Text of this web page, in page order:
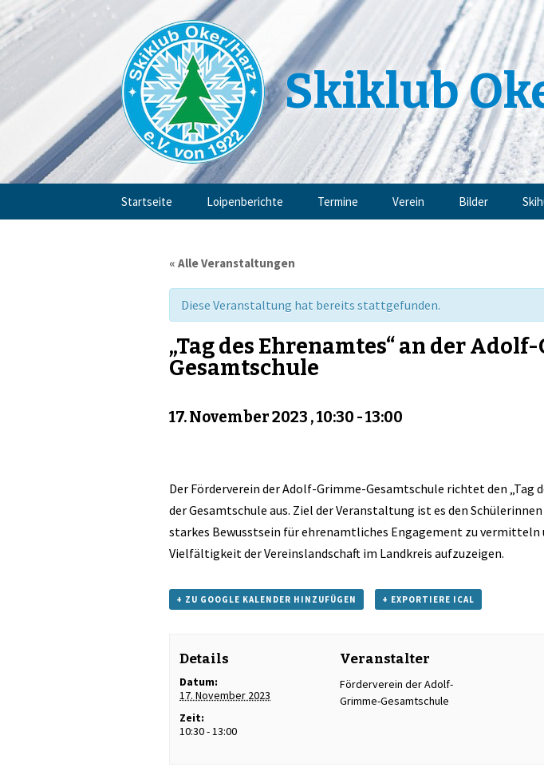
Skiklub
Startseite Loipenberichte Termine Verein
Mitgliedschaft
Sponsoren
Bilder
« Alle Veranstaltungen
Diese Veranstaltung hat bereits stattgefunden.
„Tag des Ehrenamtes“ an der
Gesamtschule
17. November 2023 , 10:30 -13:00
Der Förderverein der Adolf-Grimme-Gesamtschule richtet den „Tag
der Gesamtschule aus. Ziel der Veranstaltung ist es den
starkes Bewusstsein für ehrenamtliches Engagement zu vermitteln
Vielfältigkeit der Vereinslandschaft im Landkreis aufzuzeigen.
+ ZU GOOGLE KALENDER HINZUFÜGEN + EXPORTIERE ICAL
Details
Datum:
17. November 2023
Zeit:
10:30 - 13:00
Veranstalter
Förderverein der Adolf-
Grimme-Gesamtschule